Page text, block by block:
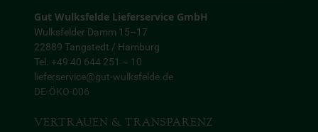
Gut Wulksfelde Lieferservice GmbH
Wulksfelder Damm 15–17
22889 Tangstedt / Hamburg
Tel. +49 40 644 251 – 10
lieferservice@gut-wulksfelde.de
DE-ÖKO-006
VERTRAUEN & TRANSPARENZ